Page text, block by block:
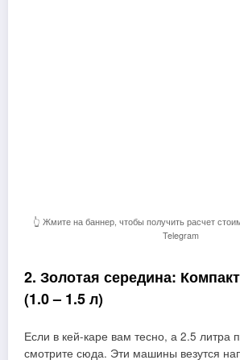
👆 Жмите на баннер, чтобы получить расчет
Telegram
2. Золотая середина:
(1.0 – 1.5 л)
Если в кей-каре вам тесно, а 2.5 литра
смотрите сюда. Эти машины везутся